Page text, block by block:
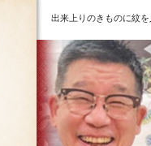
出来上りのきものに紋